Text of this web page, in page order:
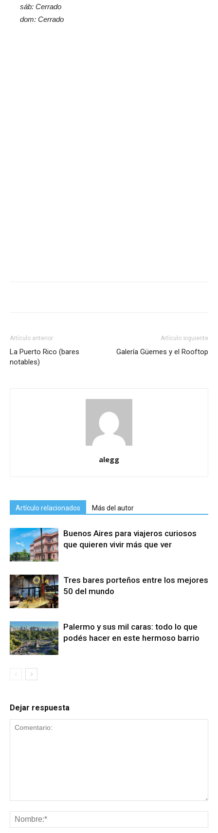
sáb: Cerrado
dom: Cerrado
Artículo anterior
La Puerto Rico (bares
notables)
Artículo siguiente
Galería Güemes y el Rooftop
alegg
Artículo relacionados Más del autor
Buenos Aires para viajeros curiosos
que quieren vivir más que ver
Tres bares porteños entre los mejores
50 del mundo
Palermo y sus mil caras: todo lo que
podés hacer en este hermoso barrio
Dejar respuesta